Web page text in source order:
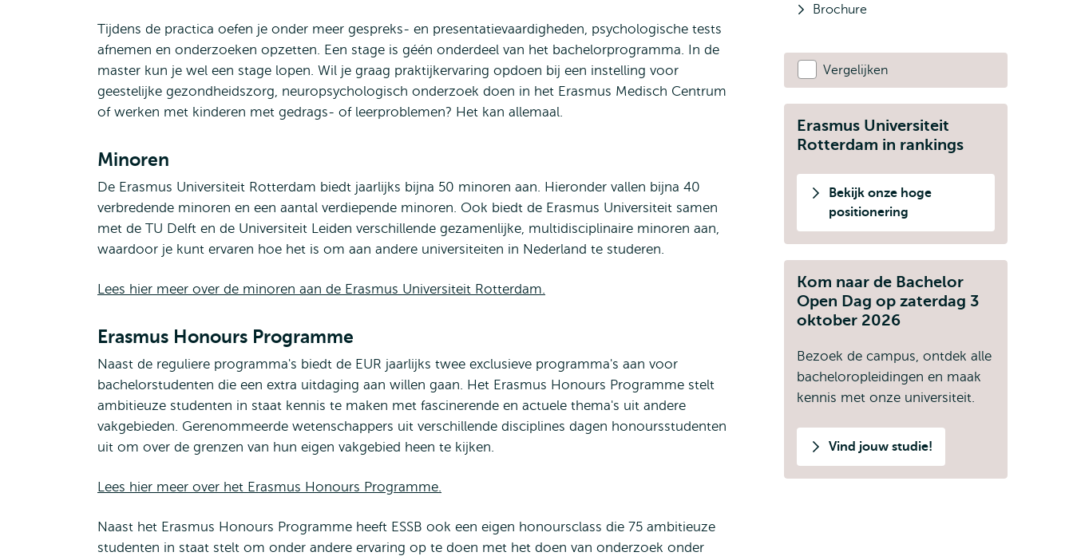
Tijdens de practica oefen je onder meer gespreks- en presentatievaardigheden, psychologische tests
afnemen en onderzoeken opzetten. Een stage is géén onderdeel van het bachelorprogramma. In de
master kun je wel een stage lopen. Wil je graag praktijkervaring opdoen bij een instelling voor
geestelijke gezondheidszorg, neuropsychologisch onderzoek doen in het Erasmus Medisch Centrum
of werken met kinderen met gedrags- of leerproblemen? Het kan allemaal.
Minoren
De Erasmus Universiteit Rotterdam biedt jaarlijks bijna 50 minoren aan. Hieronder vallen bijna 40
verbredende minoren en een aantal verdiepende minoren. Ook biedt de Erasmus Universiteit samen
met de TU Delft en de Universiteit Leiden verschillende gezamenlijke, multidisciplinaire minoren aan,
waardoor je kunt ervaren hoe het is om aan andere universiteiten in Nederland te studeren.
Lees hier meer over de minoren aan de Erasmus Universiteit Rotterdam.
Erasmus Honours Programme
Naast de reguliere programma's biedt de EUR jaarlijks twee exclusieve programma's aan voor
bachelorstudenten die een extra uitdaging aan willen gaan. Het Erasmus Honours Programme stelt
ambitieuze studenten in staat kennis te maken met fascinerende en actuele thema's uit andere
vakgebieden. Gerenommeerde wetenschappers uit verschillende disciplines dagen honoursstudenten
uit om over de grenzen van hun eigen vakgebied heen te kijken.
Lees hier meer over het Erasmus Honours Programme.
Naast het Erasmus Honours Programme heeft ESSB ook een eigen honoursclass die 75 ambitieuze
studenten in staat stelt om onder andere ervaring op te doen met het doen van onderzoek onder
Brochure
Vergelijken
Erasmus Universiteit
Rotterdam in rankings
Bekijk onze hoge
positionering
Kom naar de Bachelor
Open Dag op zaterdag 3
oktober 2026
Bezoek de campus, ontdek alle
bacheloropleidingen en maak
kennis met onze universiteit.
Vind jouw studie!